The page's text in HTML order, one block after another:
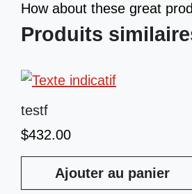
How about these great
Produits
testf
$432.00
Ajouter au panier